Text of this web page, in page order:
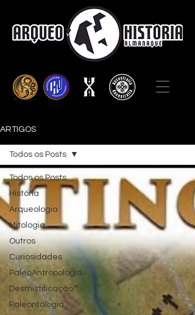
ARTIGOS
Todos os Posts
História
Arqueologia
Mitologia
Outros
Curiosidades
PaleoAntropologia
Desmistificação
Paleontologia
Todos os Posts